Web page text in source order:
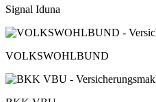
Signal Iduna
VOLKSWOHLBUND